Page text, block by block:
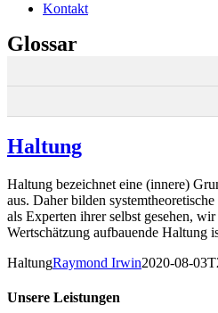
Kontakt
Glossar
Haltung
Haltung bezeichnet eine (innere)
aus. Daher bilden
als Experten ihrer selbst gesehen,
Wertschätzung aufbauende Haltung
HaltungRaymond Irwin2020-08-
Unsere Leistungen